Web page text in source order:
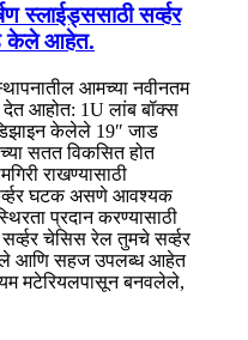
स्लाईड्ससाठी सर्व्हर
केले आहेत.
आमच्या नवीनतम
आहोत: 1U लांब बॉक्स
केलेले 19″ जाड
सतत विकसित होत
राखण्यासाठी
घटक असणे आवश्यक
प्रदान करण्यासाठी
चेसिस रेल तुमचे सर्व्हर
आणि सहज उपलब्ध आहेत
मटेरियलपासून बनवलेले,